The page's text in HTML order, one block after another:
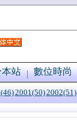
站 數位時尚
2001(50)2002(51)